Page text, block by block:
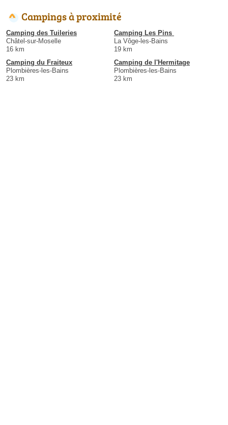
Campings à proximité
Camping des Tuileries
Châtel-sur-Moselle
16 km
Camping Les Pins ️
La Vôge-les-Bains
19 km
Camping du Fraiteux
Plombières-les-Bains
23 km
Camping de l'Hermitage
Plombières-les-Bains
23 km